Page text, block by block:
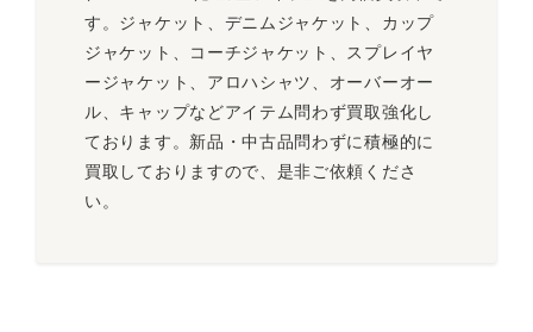
す。ジャケット、デニムジャケット、カップ
ジャケット、コーチジャケット、スプレイヤ
ージャケット、アロハシャツ、オーバーオー
ル、キャップなどアイテム問わず買取強化し
ております。新品・中古品問わずに積極的に
買取しておりますので、是非ご依頼くださ
い。